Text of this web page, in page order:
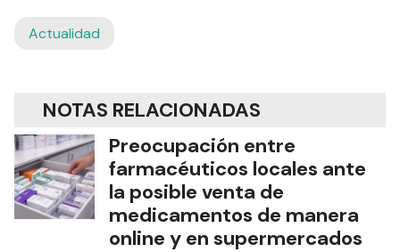
Actualidad
NOTAS RELACIONADAS
Preocupación entre
farmacéuticos locales ante
la posible venta de
medicamentos de manera
online y en supermercados